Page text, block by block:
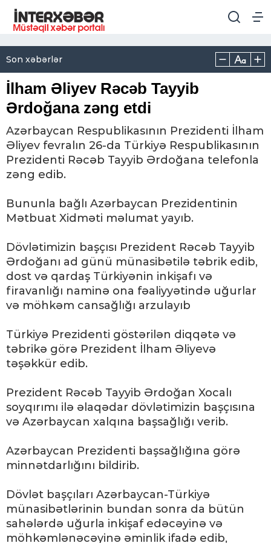
Son xəbərlər
İlham Əliyev Rəcəb Tayyib
Ərdoğana zəng etdi
Azərbaycan Respublikasının Prezidenti İlham
Əliyev fevralın 26-da Türkiyə Respublikasının
Prezidenti Rəcəb Tayyib Ərdoğana telefonla
zəng edib.
Bununla bağlı Azərbaycan Prezidentinin
Mətbuat Xidməti məlumat yayıb.
Dövlətimizin başçısı Prezident Rəcəb Tayyib
Ərdoğanı ad günü münasibətilə təbrik edib,
dost və qardaş Türkiyənin inkişafı və
firavanlığı naminə ona fəaliyyətində uğurlar
və möhkəm cansağlığı arzulayıb
Türkiyə Prezidenti göstərilən diqqətə və
təbrikə görə Prezident İlham Əliyevə
təşəkkür edib.
Prezident Rəcəb Tayyib Ərdoğan Xocalı
soyqırımı ilə əlaqədar dövlətimizin başçısına
və Azərbaycan xalqına başsağlığı verib.
Azərbaycan Prezidenti başsağlığına görə
minnətdarlığını bildirib.
Dövlət başçıları Azərbaycan-Türkiyə
münasibətlərinin bundan sonra da bütün
sahələrdə uğurla inkişaf edəcəyinə və
möhkəmlənəcəyinə əminlik ifadə edib,